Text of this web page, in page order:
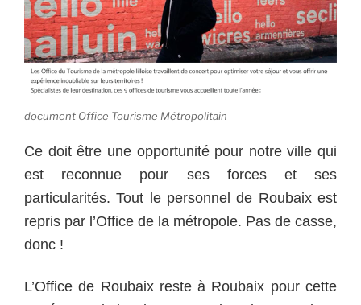
document Office Tourisme Métropolitain
Ce doit être une opportunité pour notre ville qui
est reconnue pour ses forces et ses
particularités. Tout le personnel de Roubaix est
repris par l’Office de la métropole. Pas de casse,
donc !
L’Office de Roubaix reste à Roubaix pour cette